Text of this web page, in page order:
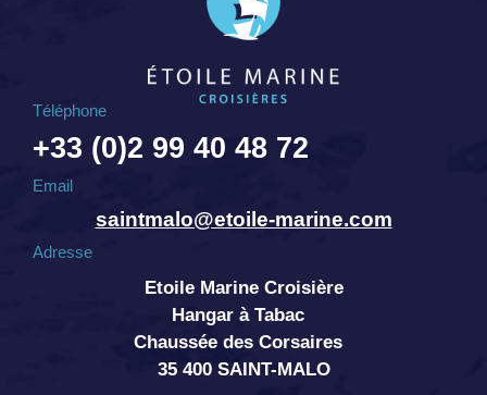
Téléphone
+33 (0)2 99 40 48 72
Email
saintmalo@etoile-marine.com
Adresse
Etoile Marine Croisière
Hangar à Tabac
Chaussée des Corsaires
35 400 SAINT-MALO